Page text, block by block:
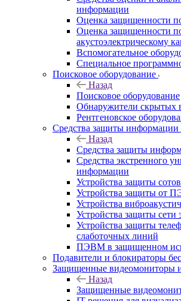
информации
Оценка защищенности
Оценка защищенности
акустоэлектрическому
Вспомогательное
Специальное
Поисковое оборудование
Назад
Поисковое оборудование
Обнаружители скрытых
Рентгеновское
Средства защиты информации
Назад
Средства защиты
Средства экстренного
информации
Устройства защиты
Устройства защиты от
Устройства
Устройства защиты сети
Устройства защиты
слаботочных линий
ПЭВМ в защищенном
Подавители и блокираторы
Защищенные
Назад
Защищенные